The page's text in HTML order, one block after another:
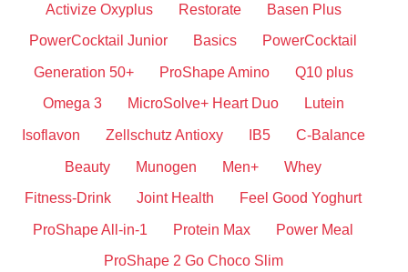
Activize Oxyplus Restorate Basen Plus
PowerCocktail Junior Basics PowerCocktail
Generation 50+ ProShape Amino Q10 plus
Omega 3 MicroSolve+ Heart Duo Lutein
Isoflavon Zellschutz Antioxy IB5 C-Balance
Beauty Munogen Men+ Whey
Fitness-Drink Joint Health Feel Good Yoghurt
ProShape All-in-1 Protein Max Power Meal
ProShape 2 Go Choco Slim